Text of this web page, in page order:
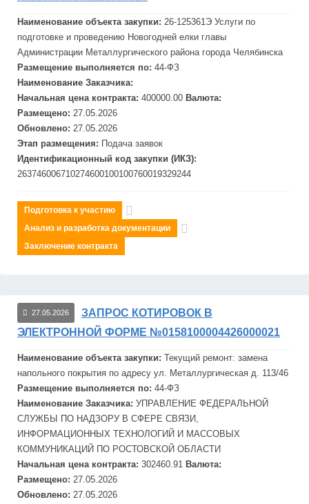
Наименование объекта закупки: 26-125361Э Услуги по
подготовке и проведению Новогодней елки главы
Администрации Металлургического района города Челябинска
Размещение выполняется по: 44-ФЗ
Наименование Заказчика:
Начальная цена контракта: 400000.00 Валюта:
Размещено: 27.05.2026
Обновлено: 27.05.2026
Этап размещения: Подача заявок
Идентификационный код закупки (ИКЗ):
263746006710274600100100760019329244
Подготовка к участию
Анализ и разработка документации
Заключение контракта
27.05.2026
ЗАПРОС КОТИРОВОК В
ЭЛЕКТРОННОЙ ФОРМЕ №0158100004426000021
Наименование объекта закупки: Текущий ремонт: замена
напольного покрытия по адресу ул. Металлургическая д. 113/46
Размещение выполняется по: 44-ФЗ
Наименование Заказчика: УПРАВЛЕНИЕ ФЕДЕРАЛЬНОЙ
СЛУЖБЫ ПО НАДЗОРУ В СФЕРЕ СВЯЗИ,
ИНФОРМАЦИОННЫХ ТЕХНОЛОГИЙ И МАССОВЫХ
КОММУНИКАЦИЙ ПО РОСТОВСКОЙ ОБЛАСТИ
Начальная цена контракта: 302460.91 Валюта:
Размещено: 27.05.2026
Обновлено: 27.05.2026